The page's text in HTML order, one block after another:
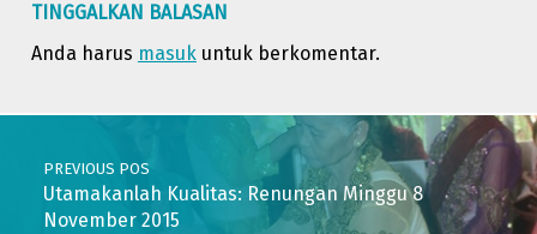
TINGGALKAN BALASAN
Anda harus masukuntuk berkomentar.
Post navigation
PREVIOUS POS
Utamakanlah Kualitas: Renungan Minggu 8
November 2015